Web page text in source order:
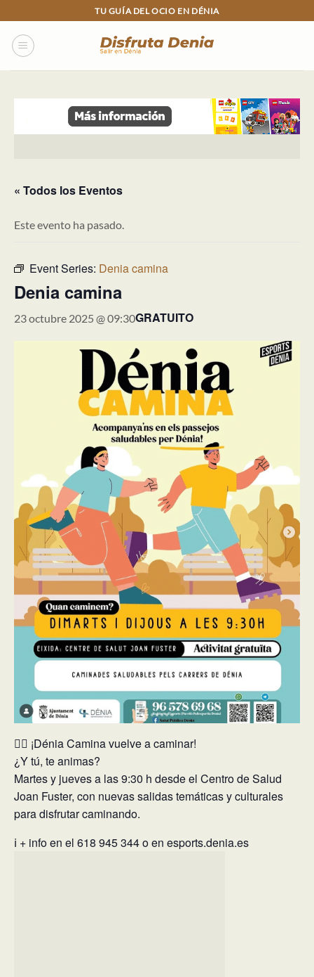
to
content
TU GUÍA DEL OCIO EN DÉNIA
« Todos los Eventos
Este evento ha pasado.
Event Series: Denia camina
Denia camina
23 octubre 2025 @ 09:30GRATUITO
🚶‍♀️ ¡Dénia Camina vuelve a caminar!
¿Y tú, te animas?
Martes y jueves a las 9:30 h desde el Centro de Salud
Joan Fuster, con nuevas salidas temáticas y culturales
para disfrutar caminando.
ℹ️ + info en el 618 945 344 o en esports.denia.es